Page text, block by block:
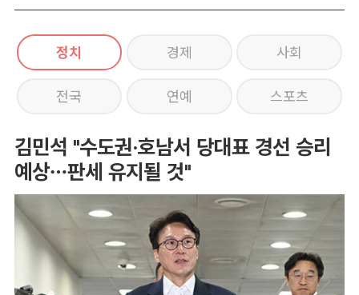
정치 경제 사회
전국 연예 스포츠
김민석 "수도권·호남서 당대표 경선 승리
예상…판세 유지될 것"